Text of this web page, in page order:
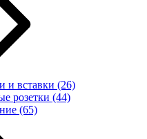
и вставки (26)
розетки (44)
(65)